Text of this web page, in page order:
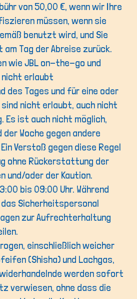
von 50,00 €, wenn wir Ihre
müssen, wenn sie
benutzt wird, und Sie
Tag der Abreise zurück.
wie JBL on-the-go und
nicht erlaubt
des Tages und für eine oder
nicht erlaubt, auch nicht
Es ist auch nicht möglich,
Woche gegen andere
Verstoß gegen diese Regel
ohne Rückerstattung der
und/oder der Kaution.
bis 09:00 Uhr. Während
Sicherheitspersonal
zur Aufrechterhaltung
einschließlich weicher
(Shisha) und Lachgas,
werden sofort
verwiesen, ohne dass die